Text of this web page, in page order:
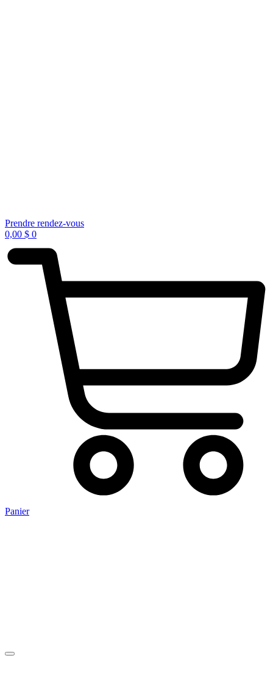
Prendre rendez-vous
0,00 $ 0
Panier